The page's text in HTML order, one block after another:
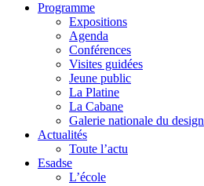
Programme
Expositions
Agenda
Conférences
Visites guidées
Jeune public
La Platine
La Cabane
Galerie nationale du design
Actualités
Toute l’actu
Esadse
L’école